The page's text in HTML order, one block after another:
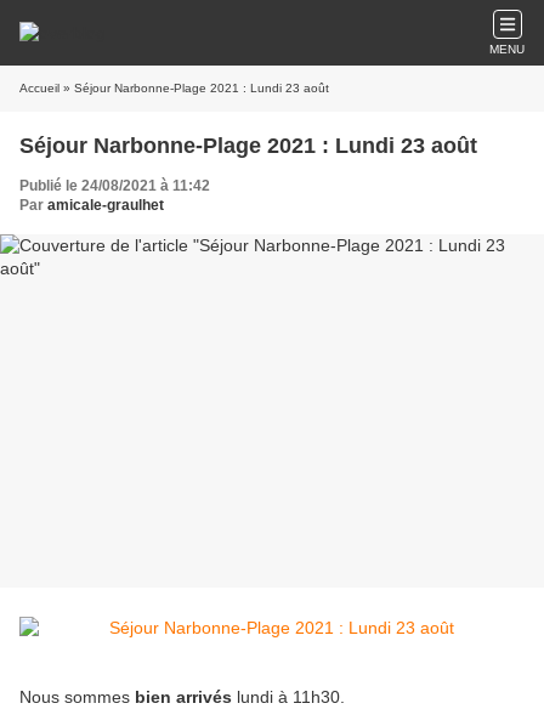
MENU
Accueil » Séjour Narbonne-Plage 2021 : Lundi 23 août
Séjour Narbonne-Plage 2021 : Lundi 23 août
Publié le 24/08/2021 à 11:42
Par amicale-graulhet
Nous sommes bien arrivés lundi à 11h30.